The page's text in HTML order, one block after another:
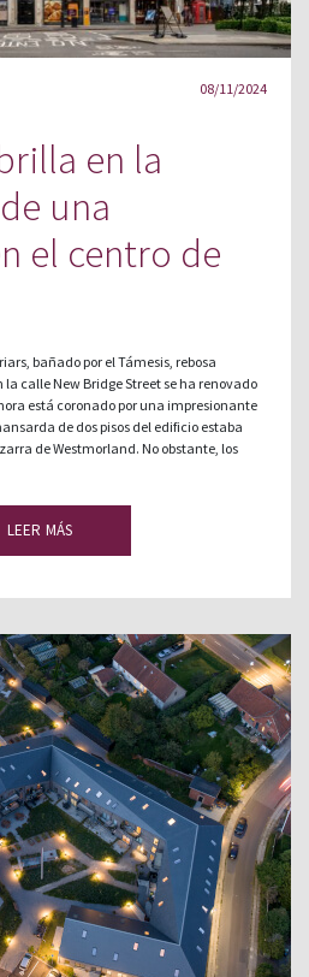
08/11/2024
en la
una
el centro de
bañado por el Támesis, rebosa
la calle New Bridge Street se ha renovado
está coronado por una impresionante
de dos pisos del edificio estaba
de Westmorland. No obstante, los
LEER MÁS